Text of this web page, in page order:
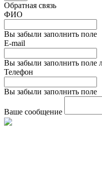
Обратная связь
ФИО
Вы забыли заполнить поле
E-mail
Вы забыли заполнить поле
Телефон
Вы забыли заполнить поле
Ваше сообщение